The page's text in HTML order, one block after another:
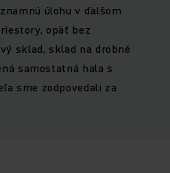
úlohu v ďalšom
opäť bez
sklad, sklad na drobné
samostatná hala s
sme zodpovedali za